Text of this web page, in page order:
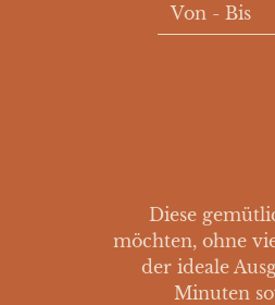
Von - Bis
Diese
möchten, ohne
der ideale
Minuten